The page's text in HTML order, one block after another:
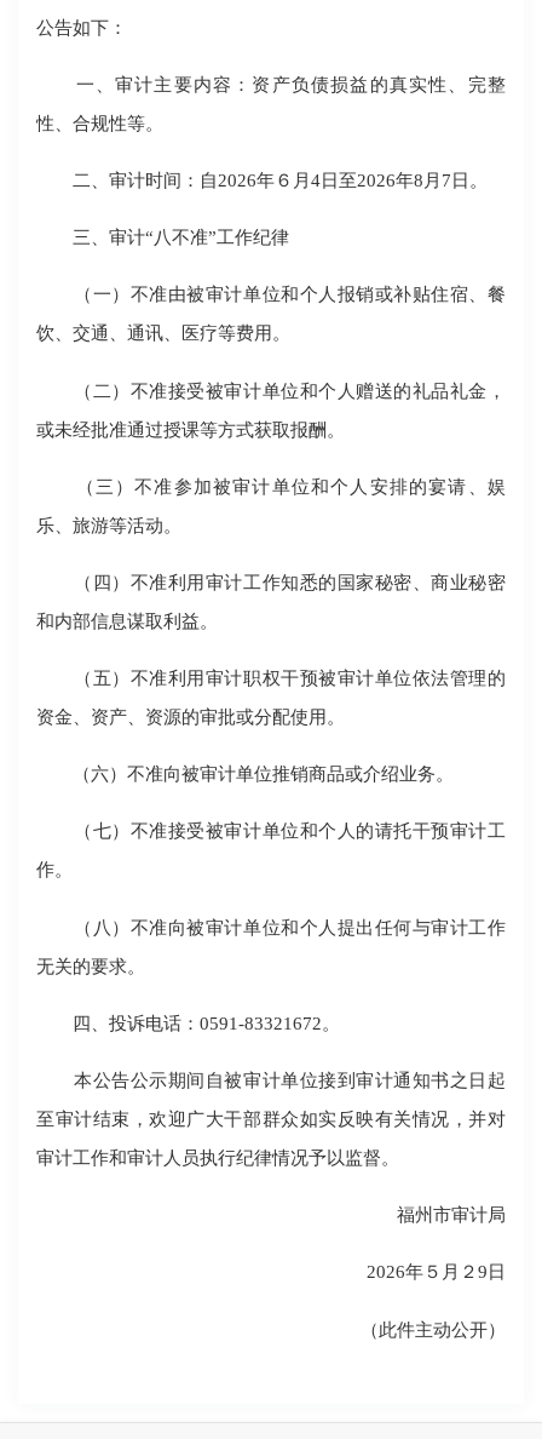
公告如下：
一、审计主要内容：资产负债损益的真实性、完整
性、合规性等。
二、审计时间：自2026年６月4日至2026年8月7日。
三、审计“八不准”工作纪律
（一）不准由被审计单位和个人报销或补贴住宿、餐
饮、交通、通讯、医疗等费用。
（二）不准接受被审计单位和个人赠送的礼品礼金，
或未经批准通过授课等方式获取报酬。
（三）不准参加被审计单位和个人安排的宴请、娱
乐、旅游等活动。
（四）不准利用审计工作知悉的国家秘密、商业秘密
和内部信息谋取利益。
（五）不准利用审计职权干预被审计单位依法管理的
资金、资产、资源的审批或分配使用。
（六）不准向被审计单位推销商品或介绍业务。
（七）不准接受被审计单位和个人的请托干预审计工
作。
（八）不准向被审计单位和个人提出任何与审计工作
无关的要求。
四、投诉电话：0591-83321672。
本公告公示期间自被审计单位接到审计通知书之日起
至审计结束，欢迎广大干部群众如实反映有关情况，并对
审计工作和审计人员执行纪律情况予以监督。
福州市审计局
2026年５月２9日
（此件主动公开）